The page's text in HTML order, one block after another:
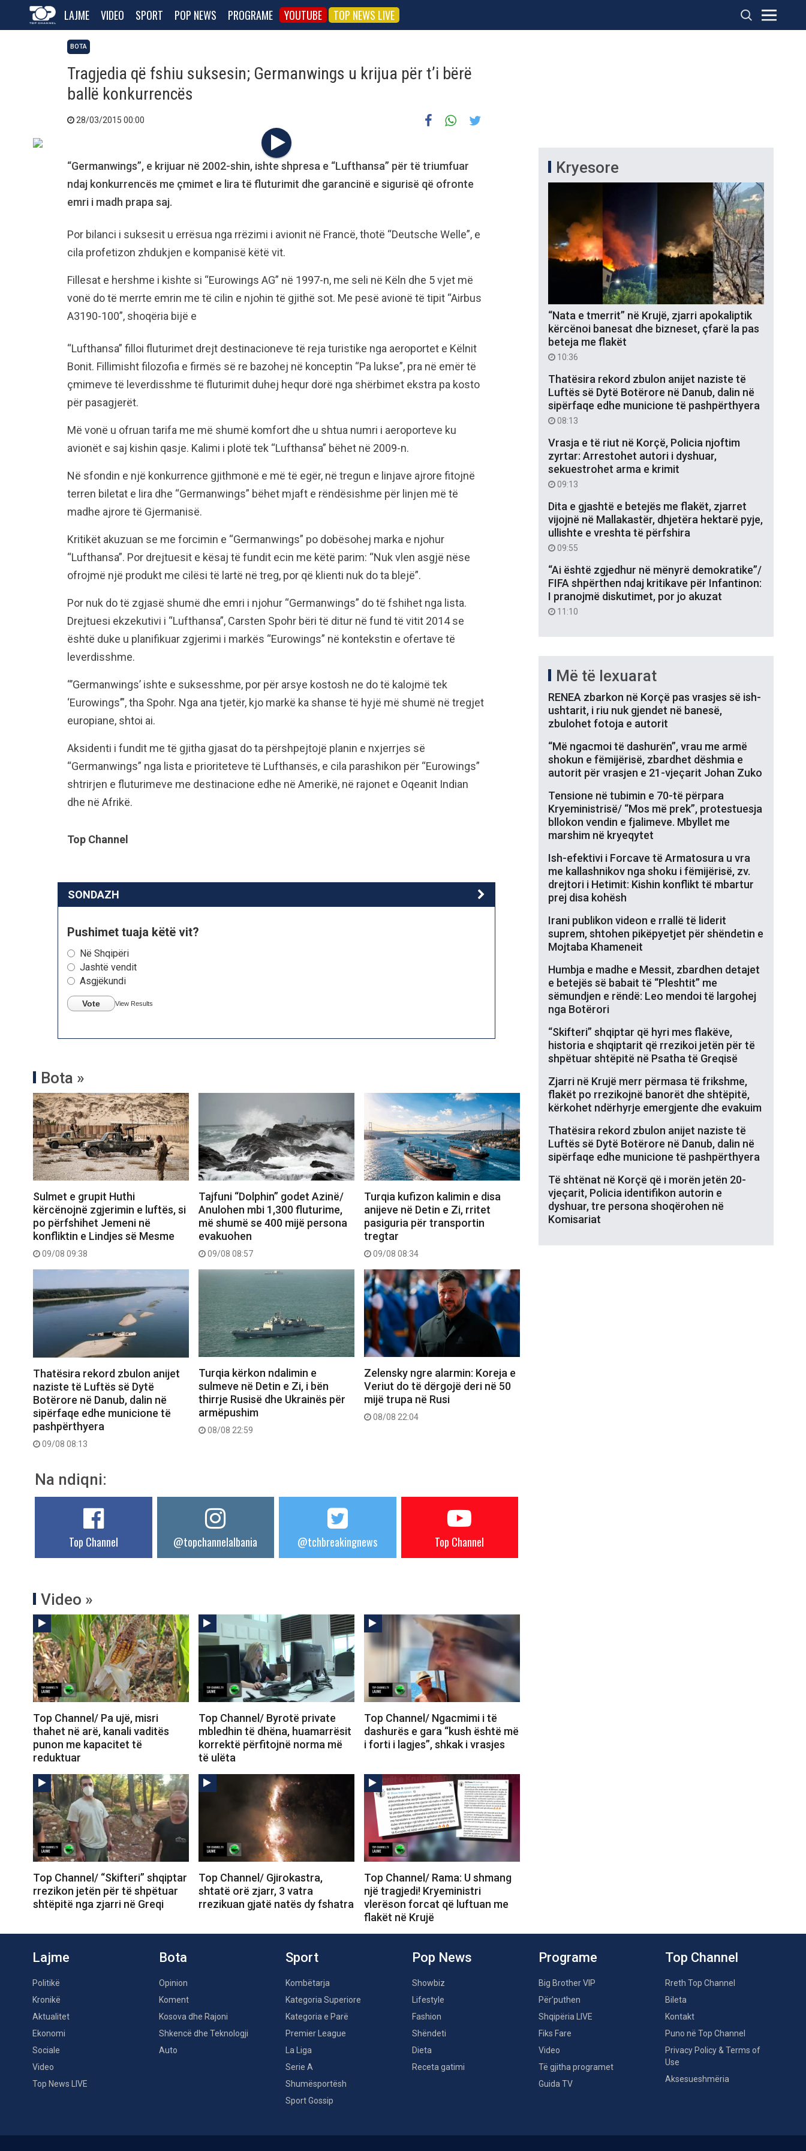
LAJME VIDEO SPORT POP NEWS PROGRAME YOUTUBE TOP NEWS LIVE
BOTA
Tragjedia që fshiu suksesin; Germanwings u krijua për t’i bërë
ballë konkurrencës
28/03/2015 00:00
“Germanwings”, e krijuar në 2002-shin, ishte shpresa e “Lufthansa” për të triumfuar
ndaj konkurrencës me çmimet e lira të fluturimit dhe garancinë e sigurisë që ofronte
emri i madh prapa saj.
Por bilanci i suksesit u errësua nga rrëzimi i avionit në Francë, thotë “Deutsche Welle”, e
cila profetizon zhdukjen e kompanisë këtë vit.
Fillesat e hershme i kishte si “Eurowings AG” në 1997-n, me seli në Këln dhe 5 vjet më
vonë do të merrte emrin me të cilin e njohin të gjithë sot. Me pesë avionë të tipit “Airbus
A3190-100”, shoqëria bijë e
“Lufthansa” filloi fluturimet drejt destinacioneve të reja turistike nga aeroportet e Këlnit
Bonit. Fillimisht filozofia e firmës së re bazohej në konceptin “Pa lukse”, pra në emër të
çmimeve të leverdisshme të fluturimit duhej hequr dorë nga shërbimet ekstra pa kosto
për pasagjerët.
Më vonë u ofruan tarifa me më shumë komfort dhe u shtua numri i aeroporteve ku
avionët e saj kishin qasje. Kalimi i plotë tek “Lufthansa” bëhet në 2009-n.
Në sfondin e një konkurrence gjithmonë e më të egër, në tregun e linjave ajrore fitojnë
terren biletat e lira dhe “Germanwings” bëhet mjaft e rëndësishme për linjen më të
madhe ajrore të Gjermanisë.
Kritikët akuzuan se me forcimin e “Germanwings” po dobësohej marka e njohur
“Lufthansa”. Por drejtuesit e kësaj të fundit ecin me këtë parim: “Nuk vlen asgjë nëse
ofrojmë një produkt me cilësi të lartë në treg, por që klienti nuk do ta blejë”.
Por nuk do të zgjasë shumë dhe emri i njohur “Germanwings” do të fshihet nga lista.
Drejtuesi ekzekutivi i “Lufthansa”, Carsten Spohr bëri të ditur në fund të vitit 2014 se
është duke u planifikuar zgjerimi i markës “Eurowings” në kontekstin e ofertave të
leverdisshme.
“’Germanwings’ ishte e suksesshme, por për arsye kostosh ne do të kalojmë tek
‘Eurowings’”, tha Spohr. Nga ana tjetër, kjo markë ka shanse të hyjë më shumë në tregjet
europiane, shtoi ai.
Aksidenti i fundit me të gjitha gjasat do ta përshpejtojë planin e nxjerrjes së
“Germanwings” nga lista e prioriteteve të Lufthansës, e cila parashikon për “Eurowings”
shtrirjen e fluturimeve me destinacione edhe në Amerikë, në rajonet e Oqeanit Indian
dhe në Afrikë.
Top Channel
SONDAZH
Pushimet tuaja këtë vit?
Në Shqipëri
Jashtë vendit
Asgjëkundi
Vote View Results
Bota »
Sulmet e grupit Huthi
kërcënojnë zgjerimin e luftës, si
po përfshihet Jemeni në
konfliktin e Lindjes së Mesme
09/08 09:38
Tajfuni “Dolphin” godet Azinë/
Anulohen mbi 1,300 fluturime,
më shumë se 400 mijë persona
evakuohen
09/08 08:57
Turqia kufizon kalimin e disa
anijeve në Detin e Zi, rritet
pasiguria për transportin
tregtar
09/08 08:34
Thatësira rekord zbulon anijet
naziste të Luftës së Dytë
Botërore në Danub, dalin në
sipërfaqe edhe municione të
pashpërthyera
09/08 08:13
Turqia kërkon ndalimin e
sulmeve në Detin e Zi, i bën
thirrje Rusisë dhe Ukrainës për
armëpushim
08/08 22:59
Zelensky ngre alarmin: Koreja e
Veriut do të dërgojë deri në 50
mijë trupa në Rusi
08/08 22:04
Na ndiqni:
Top Channel @topchannelalbania @tchbreakingnews Top Channel
Video »
Top Channel/ Pa ujë, misri
thahet në arë, kanali vaditës
punon me kapacitet të
reduktuar
Top Channel/ Byrotë private
mbledhin të dhëna, huamarrësit
korrektë përfitojnë norma më
të ulëta
Top Channel/ Ngacmimi i të
dashurës e gara “kush është më
i forti i lagjes”, shkak i vrasjes
Top Channel/ “Skifteri” shqiptar
rrezikon jetën për të shpëtuar
shtëpitë nga zjarri në Greqi
Top Channel/ Gjirokastra,
shtatë orë zjarr, 3 vatra
rrezikuan gjatë natës dy fshatra
Top Channel/ Rama: U shmang
një tragjedi! Kryeministri
vlerëson forcat që luftuan me
flakët në Krujë
Kryesore
“Nata e tmerrit” në Krujë, zjarri apokaliptik
kërcënoi banesat dhe bizneset, çfarë la pas
beteja me flakët
10:36
Thatësira rekord zbulon anijet naziste të
Luftës së Dytë Botërore në Danub, dalin në
sipërfaqe edhe municione të pashpërthyera
08:13
Vrasja e të riut në Korçë, Policia njoftim
zyrtar: Arrestohet autori i dyshuar,
sekuestrohet arma e krimit
09:13
Dita e gjashtë e betejës me flakët, zjarret
vijojnë në Mallakastër, dhjetëra hektarë pyje,
ullishte e vreshta të përfshira
09:55
“Ai është zgjedhur në mënyrë demokratike”/
FIFA shpërthen ndaj kritikave për Infantinon:
I pranojmë diskutimet, por jo akuzat
11:10
Më të lexuarat
RENEA zbarkon në Korçë pas vrasjes së ish-
ushtarit, i riu nuk gjendet në banesë,
zbulohet fotoja e autorit
“Më ngacmoi të dashurën”, vrau me armë
shokun e fëmijërisë, zbardhet dëshmia e
autorit për vrasjen e 21-vjeçarit Johan Zuko
Tensione në tubimin e 70-të përpara
Kryeministrisë/ “Mos më prek”, protestuesja
bllokon vendin e fjalimeve. Mbyllet me
marshim në kryeqytet
Ish-efektivi i Forcave të Armatosura u vra
me kallashnikov nga shoku i fëmijërisë, zv.
drejtori i Hetimit: Kishin konflikt të mbartur
prej disa kohësh
Irani publikon videon e rrallë të liderit
suprem, shtohen pikëpyetjet për shëndetin e
Mojtaba Khameneit
Humbja e madhe e Messit, zbardhen detajet
e betejës së babait të “Pleshtit” me
sëmundjen e rëndë: Leo mendoi të largohej
nga Botërori
“Skifteri” shqiptar që hyri mes flakëve,
historia e shqiptarit që rrezikoi jetën për të
shpëtuar shtëpitë në Psatha të Greqisë
Zjarri në Krujë merr përmasa të frikshme,
flakët po rrezikojnë banorët dhe shtëpitë,
kërkohet ndërhyrje emergjente dhe evakuim
Thatësira rekord zbulon anijet naziste të
Luftës së Dytë Botërore në Danub, dalin në
sipërfaqe edhe municione të pashpërthyera
Të shtënat në Korçë që i morën jetën 20-
vjeçarit, Policia identifikon autorin e
dyshuar, tre persona shoqërohen në
Komisariat
Lajme
Politikë
Kronikë
Aktualitet
Ekonomi
Sociale
Video
Top News LIVE
Bota
Opinion
Koment
Kosova dhe Rajoni
Shkencë dhe Teknologji
Auto
Sport
Kombëtarja
Kategoria Superiore
Kategoria e Parë
Premier League
La Liga
Serie A
Shumësportësh
Sport Gossip
Pop News
Showbiz
Lifestyle
Fashion
Shëndeti
Dieta
Receta gatimi
Programe
Big Brother VIP
Për’puthen
Shqipëria LIVE
Fiks Fare
Video
Të gjitha programet
Guida TV
Top Channel
Rreth Top Channel
Bileta
Kontakt
Puno në Top Channel
Privacy Policy & Terms of
Use
Aksesueshmëria